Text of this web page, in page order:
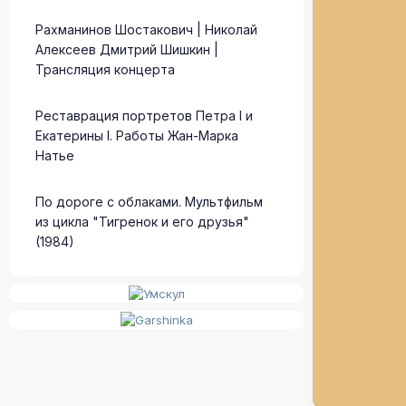
Рахманинов Шостакович | Николай
Алексеев Дмитрий Шишкин |
Трансляция концерта
Реставрация портретов Петра I и
Екатерины I. Работы Жан-Марка
Натье
По дороге с облаками. Мультфильм
из цикла "Тигренок и его друзья"
(1984)